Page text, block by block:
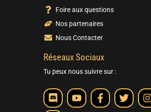
Foire aux questions
Nos partenaires
Nous Contacter
Réseaux Sociaux
Tu peux nous suivre sur :